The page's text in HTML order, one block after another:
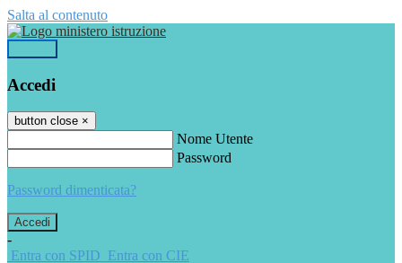
Salta al contenuto
Accedi
button close ×
Nome Utente
Password
Password dimenticata?
-
Entra con SPID Entra con CIE